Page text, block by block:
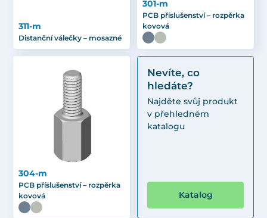
311-m
Distanční válečky – mosazné
301-m
PCB příslušenství – rozpěrka
kovová
304-m
PCB příslušenství – rozpěrka
kovová
Nevíte, co
hledáte?
Najděte svůj produkt
v přehledném
katalogu
Katalog